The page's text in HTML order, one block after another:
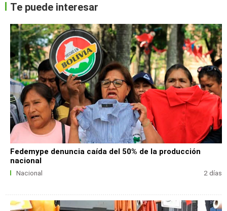
Te puede interesar
Fedemype denuncia caída del 50% de la producción
nacional
Nacional 2 días